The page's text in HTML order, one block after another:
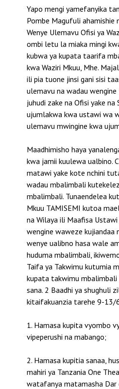
Yapo mengi yamefanyika
Pombe Magufuli ahamishie
Wenye Ulemavu Ofisi ya
ombi letu la miaka mingi
kubwa ya kupata taarifa
kwa Waziri Mkuu, Mhe.
ili pia tuone jinsi gani sisi
ulemavu na wadau
juhudi zake na Ofisi yake na
ujumlakwa kwa ustawi wa
ulemavu mwingine kwa
Maadhimisho haya
kwa jamii kuulewa ualbino.
matawi yake kote nchini
wadau mbalimbali
mbalimbali. Tunaendelea
Mkuu TAMISEMI kutoa
na Wilaya ili Maafisa
wengine waweze kujiandaa
wenye ualibno hasa wale
huduma mbalimbali,
Taifa ya Takwimu kutumia
kupata takwimu mbalimbali
sana. 2 Baadhi ya shughuli
kitaifakuanzia tarehe 9-13/
1. Hamasa kupita vyombo
vipeperushi na mabango;
2. Hamasa kupitia sanaa,
mahiri ya Tanzania One
watafanya matamasha Dar